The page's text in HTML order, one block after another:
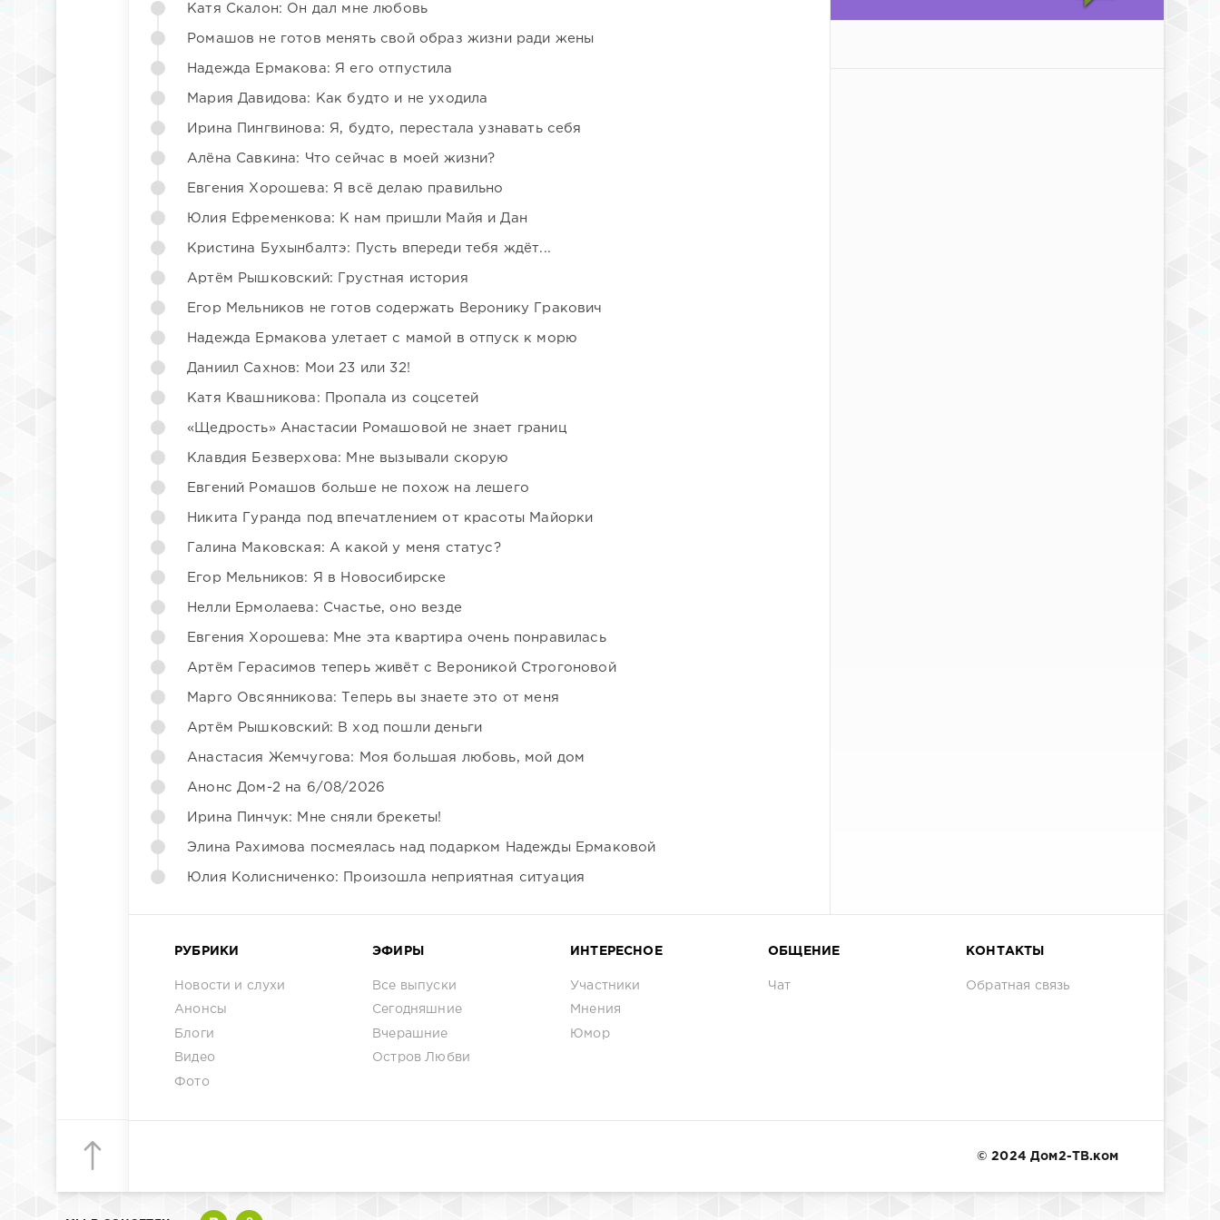
Катя Скалон: Он дал мне любовь
Ромашов не готов менять свой образ жизни ради жены
Надежда Ермакова: Я его отпустила
Мария Давидова: Как будто и не уходила
Ирина Пингвинова: Я, будто, перестала узнавать себя
Алёна Савкина: Что сейчас в моей жизни?
Евгения Хорошева: Я всё делаю правильно
Юлия Ефременкова: К нам пришли Майя и Дан
Кристина Бухынбалтэ: Пусть впереди тебя ждёт...
Артём Рышковский: Грустная история
Егор Мельников не готов содержать Веронику Гракович
Надежда Ермакова улетает с мамой в отпуск к морю
Даниил Сахнов: Мои 23 или 32!
Катя Квашникова: Пропала из соцсетей
«Щедрость» Анастасии Ромашовой не знает границ
Клавдия Безверхова: Мне вызывали скорую
Евгений Ромашов больше не похож на лешего
Никита Гуранда под впечатлением от красоты Майорки
Галина Маковская: А какой у меня статус?
Егор Мельников: Я в Новосибирске
Нелли Ермолаева: Счастье, оно везде
Евгения Хорошева: Мне эта квартира очень понравилась
Артём Герасимов теперь живёт с Вероникой Строгоновой
Марго Овсянникова: Теперь вы знаете это от меня
Артём Рышковский: В ход пошли деньги
Анастасия Жемчугова: Моя большая любовь, мой дом
Анонс Дом-2 на 6/08/2026
Ирина Пинчук: Мне сняли брекеты!
Элина Рахимова посмеялась над подарком Надежды Ермаковой
Юлия Колисниченко: Произошла неприятная ситуация
РУБРИКИ
Новости и слухи
Анонсы
Блоги
Видео
Фото
ЭФИРЫ
Все выпуски
Сегодняшние
Вчерашние
Остров Любви
ИНТЕРЕСНОЕ
Участники
Мнения
Юмор
ОБЩЕНИЕ
Чат
КОНТАКТЫ
Обратная связь
© 2024 Дом2-ТВ.ком